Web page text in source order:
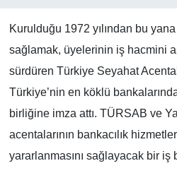
Kurulduğu 1972 yılından bu
sağlamak, üyelerinin iş hacmini
sürdüren Türkiye Seyahat
Türkiye’nin en köklü
birliğine imza attı. TÜRSAB ve
acentalarının bankacılık
yararlanmasını sağlayacak bir iş